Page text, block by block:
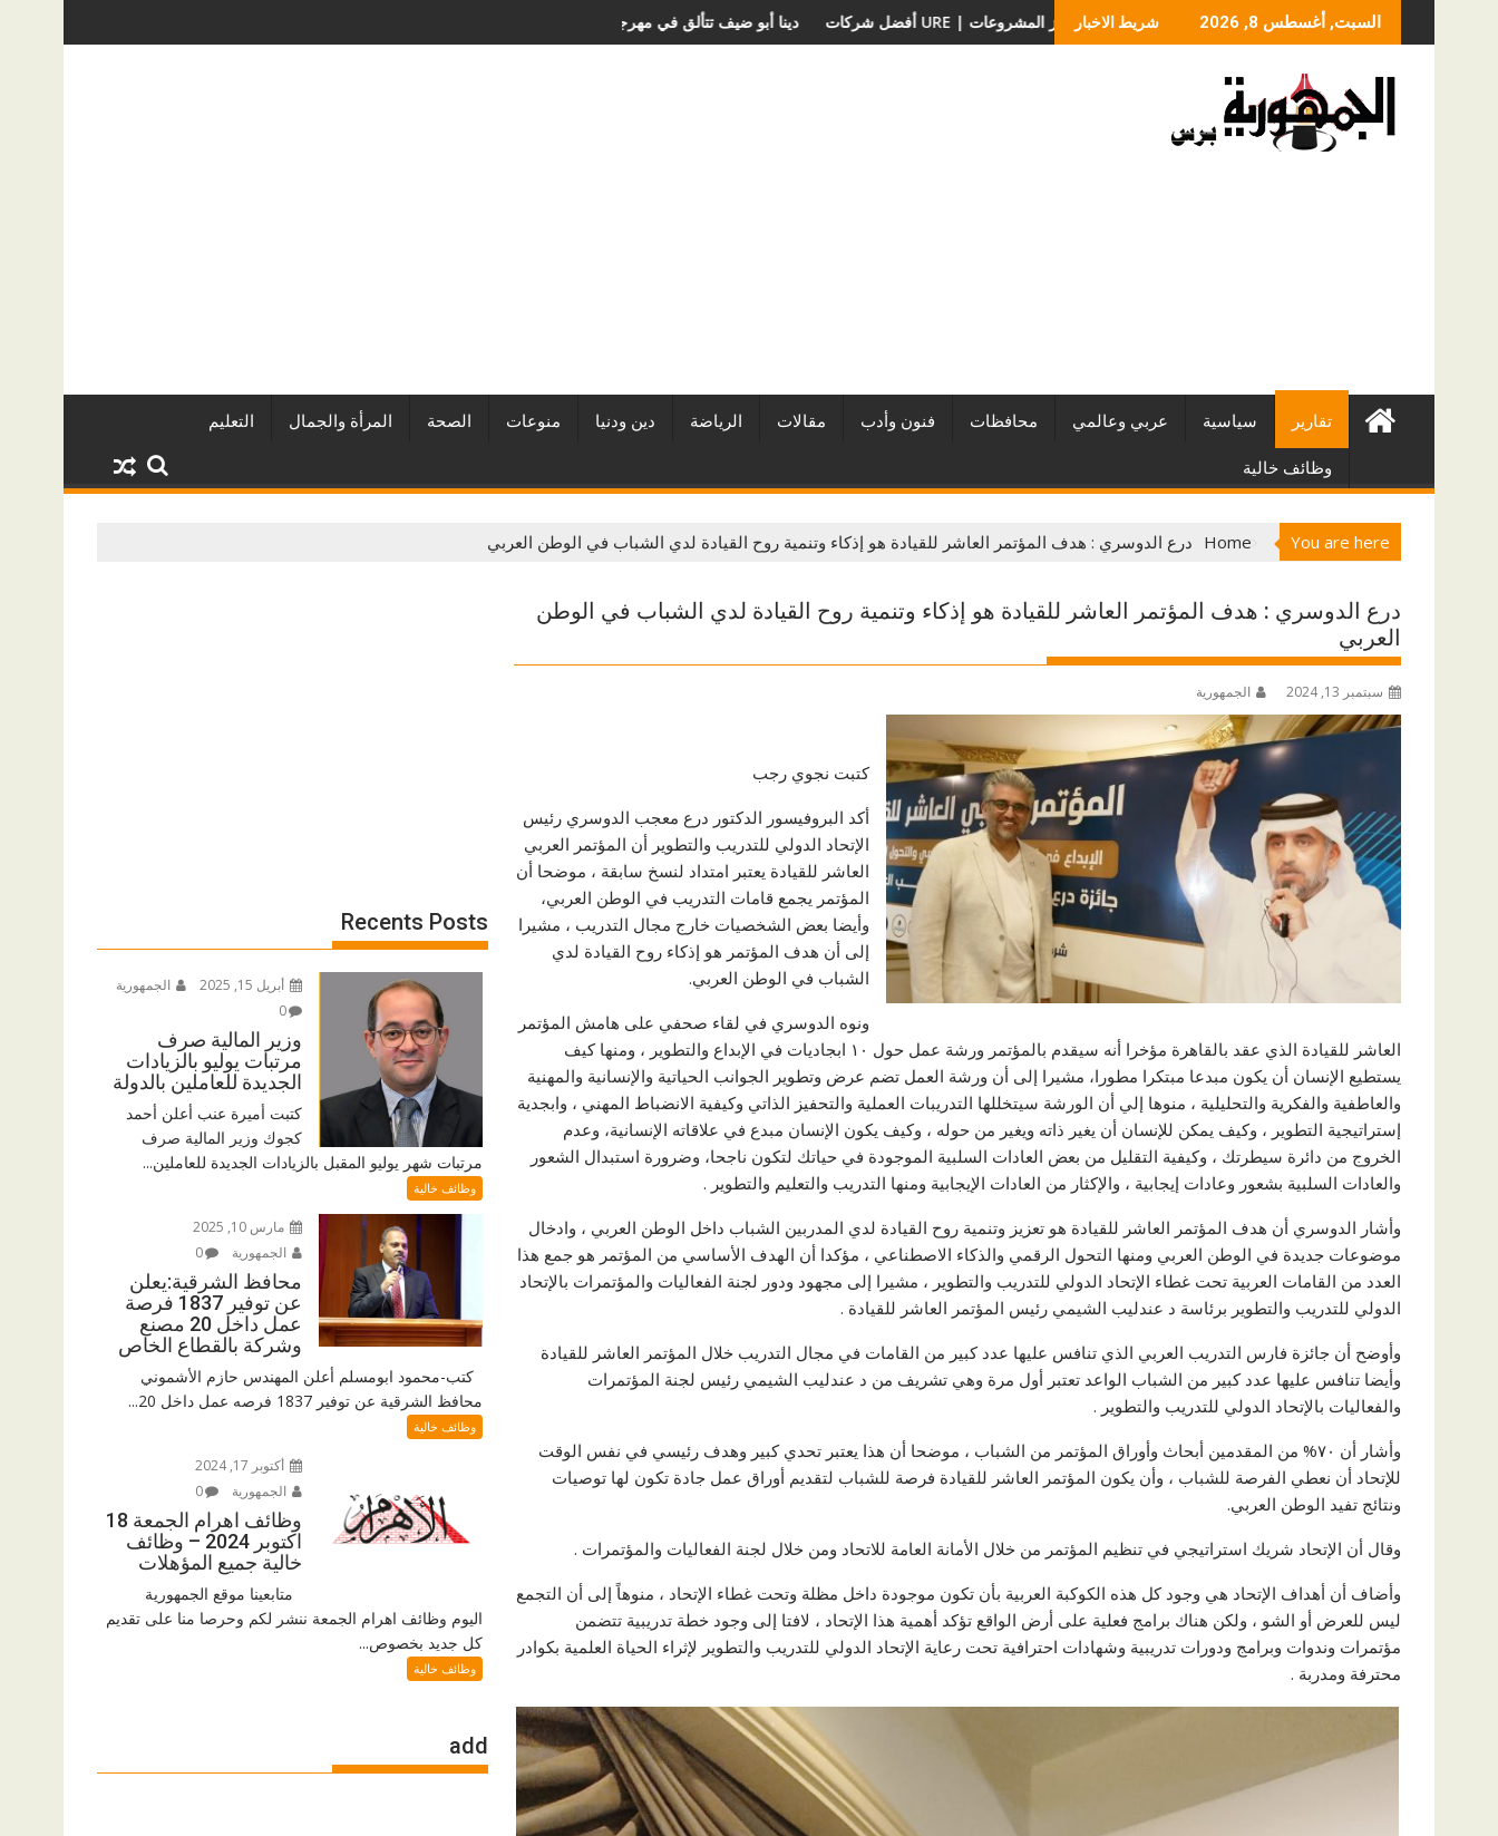
to
السبت, أغسطس 8, 2026 شريط الاخبار أفضل شركات التطوير العقاري في مصر من URE | أكبر المطورين العقاريين وأبرز المشروعاتما الذي يحدد سعر عملية الانزلاق الغضروفي بالمنظار؟ ولماذا يختلف من مريض لآخر؟
تقارير سياسية عربي وعالمي محافظات فنون وأدب مقالات الرياضة دين ودنيا منوعات الصحة المرأة والجمال التعليم
وظائف خالية
You are here
Home درع الدوسري : هدف المؤتمر العاشر للقيادة هو إذكاء وتنمية روح القيادة لدي الشباب في الوطن العربي
درع الدوسري : هدف المؤتمر العاشر للقيادة هو إذكاء وتنمية روح القيادة لدي الشباب في الوطن
العربي
سبتمبر 13, 2024 الجمهورية
كتبت نجوي رجب
أكد البروفيسور الدكتور درع معجب الدوسري رئيس
الإتحاد الدولي للتدريب والتطوير أن المؤتمر العربي
العاشر للقيادة يعتبر امتداد لنسخ سابقة ، موضحا أن
المؤتمر يجمع قامات التدريب في الوطن العربي،
وأيضا بعض الشخصيات خارج مجال التدريب ، مشيرا
إلى أن هدف المؤتمر هو إذكاء روح القيادة لدي
الشباب في الوطن العربي.
ونوه الدوسري في لقاء صحفي على هامش المؤتمر
العاشر للقيادة الذي عقد بالقاهرة مؤخرا أنه سيقدم بالمؤتمر ورشة عمل حول ١٠ ابجاديات في الإبداع والتطوير ، ومنها كيف
يستطيع الإنسان أن يكون مبدعا مبتكرا مطورا، مشيرا إلى أن ورشة العمل تضم عرض وتطوير الجوانب الحياتية والإنسانية والمهنية
والعاطفية والفكرية والتحليلية ، منوها إلي أن الورشة سيتخللها التدريبات العملية والتحفيز الذاتي وكيفية الانضباط المهني ، وابجدية
إستراتيجية التطوير ، وكيف يمكن للإنسان أن يغير ذاته ويغير من حوله ، وكيف يكون الإنسان مبدع في علاقاته الإنسانية، وعدم
الخروج من دائرة سيطرتك ، وكيفية التقليل من بعض العادات السلبية الموجودة في حياتك لتكون ناجحا، وضرورة استبدال الشعور
والعادات السلبية بشعور وعادات إيجابية ، والإكثار من العادات الإيجابية ومنها التدريب والتعليم والتطوير .
وأشار الدوسري أن هدف المؤتمر العاشر للقيادة هو تعزيز وتنمية روح القيادة لدي المدربين الشباب داخل الوطن العربي ، وادخال
موضوعات جديدة في الوطن العربي ومنها التحول الرقمي والذكاء الاصطناعي ، مؤكدا أن الهدف الأساسي من المؤتمر هو جمع هذا
العدد من القامات العربية تحت غطاء الإتحاد الدولي للتدريب والتطوير ، مشيرا إلى مجهود ودور لجنة الفعاليات والمؤتمرات بالإتحاد
الدولي للتدريب والتطوير برئاسة د عندليب الشيمي رئيس المؤتمر العاشر للقيادة .
وأوضح أن جائزة فارس التدريب العربي الذي تنافس عليها عدد كبير من القامات في مجال التدريب خلال المؤتمر العاشر للقيادة
وأيضا تنافس عليها عدد كبير من الشباب الواعد تعتبر أول مرة وهي تشريف من د عندليب الشيمي رئيس لجنة المؤتمرات
والفعاليات بالإتحاد الدولي للتدريب والتطوير .
وأشار أن ٧٠% من المقدمين أبحاث وأوراق المؤتمر من الشباب ، موضحا أن هذا يعتبر تحدي كبير وهدف رئيسي في نفس الوقت
للإتحاد أن نعطي الفرصة للشباب ، وأن يكون المؤتمر العاشر للقيادة فرصة للشباب لتقديم أوراق عمل جادة تكون لها توصيات
ونتائج تفيد الوطن العربي.
وقال أن الإتحاد شريك استراتيجي في تنظيم المؤتمر من خلال الأمانة العامة للاتحاد ومن خلال لجنة الفعاليات والمؤتمرات .
وأضاف أن أهداف الإتحاد هي وجود كل هذه الكوكبة العربية بأن تكون موجودة داخل مظلة وتحت غطاء الإتحاد ، منوهاً إلى أن التجمع
ليس للعرض أو الشو ، ولكن هناك برامج فعلية على أرض الواقع تؤكد أهمية هذا الإتحاد ، لافتا إلى وجود خطة تدريبية تتضمن
مؤتمرات وندوات وبرامج ودورات تدريبية وشهادات احترافية تحت رعاية الإتحاد الدولي للتدريب والتطوير لإثراء الحياة العلمية بكوادر
محترفة ومدربة .
Recents Posts
أبريل 15, 2025
الجمهورية
0
وزير المالية صرف
مرتبات يوليو بالزيادات
الجديدة للعاملين بالدولة
كتبت أميرة عنب أعلن أحمد
كجوك وزير المالية صرف
مرتبات شهر يوليو المقبل بالزيادات الجديدة للعاملين...
وظائف خالية
مارس 10, 2025
الجمهورية
0
محافظ الشرقية:يعلن
عن توفير 1837 فرصة
عمل داخل 20 مصنع
وشركة بالقطاع الخاص
كتب-محمود ابومسلم أعلن المهندس حازم الأشموني
محافظ الشرقية عن توفير 1837 فرصه عمل داخل 20...
وظائف خالية
أكتوبر 17, 2024
الجمهورية
0
وظائف اهرام الجمعة 18
اكتوبر 2024 – وظائف
خالية جميع المؤهلات
متابعينا موقع الجمهورية
اليوم وظائف اهرام الجمعة ننشر لكم وحرصا منا على تقديم
كل جديد بخصوص...
وظائف خالية
add